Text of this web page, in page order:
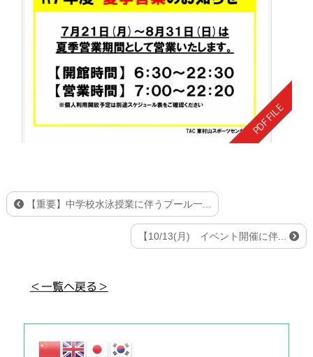
【重要】中学校水泳授業に伴うプール一...
【10/13(月) イベント開催に伴...
＜一覧へ戻る＞